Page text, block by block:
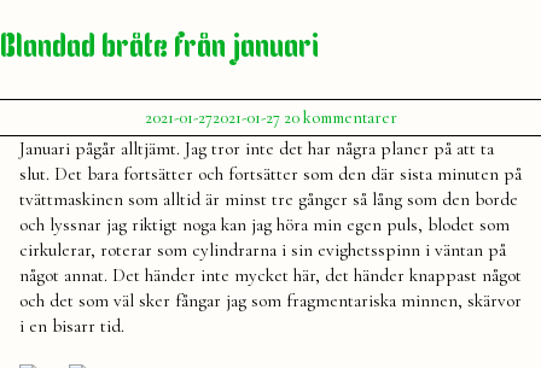
Blandad bråte från januari
Publicerat
av
Julia
2021-01-272021-01-27 20 kommentarertill
Blandad
från
januari
Januari pågår alltjämt. Jag tror inte det har några planer på att ta
slut. Det bara fortsätter och fortsätter som den där sista minuten på
tvättmaskinen som alltid är minst tre gånger så lång som den borde
och lyssnar jag riktigt noga kan jag höra min egen puls, blodet som
cirkulerar, roterar som cylindrarna i sin evighetsspinn i väntan på
något annat. Det händer inte mycket här, det händer knappast något
och det som väl sker fångar jag som fragmentariska minnen, skärvor
i en bisarr tid.